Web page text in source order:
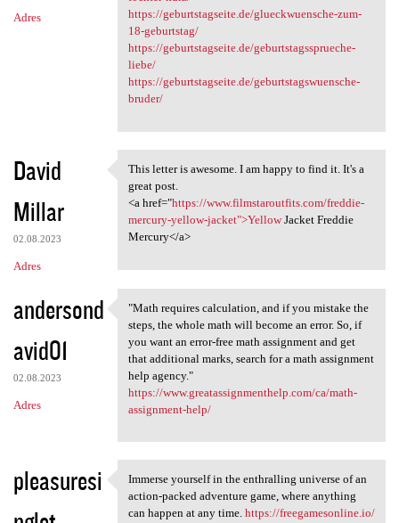
Adres
https://geburtstagseite.de/glueckwuensche-zum-
18-geburtstag/
https://geburtstagseite.de/geburtstagssprueche-
liebe/
https://geburtstagseite.de/geburtstagswuensche-
bruder/
David
Millar
02.08.2023
Adres
This letter is awesome. I am
This letter is awesome. I am happy to find it. It's a
great post.
<a href="https://www.filmstaroutfits.com/freddie-
mercury-yellow-jacket">YellowJacket Freddie
Mercury</a>
andersond
avid01
02.08.2023
Adres
"Math requires calculation,
"Math requires calculation, and if you mistake the
steps, the whole math will become an error. So, if
you want an error-free math assignment and get
that additional marks, search for a math assignment
help agency."
https://www.greatassignmenthelp.com/ca/math-
assignment-help/
pleasuresi
Immerse yourself in the
Immerse yourself in the enthralling universe of an
action-packed adventure game, where anything
can happen at any time. https://freegamesonline.io/